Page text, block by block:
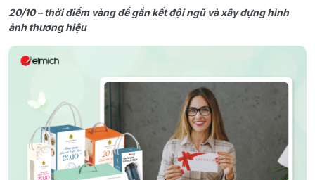
20/10 – thời điểm vàng để gắn kết đội ngũ và xây dựng hình
ảnh thương hiệu